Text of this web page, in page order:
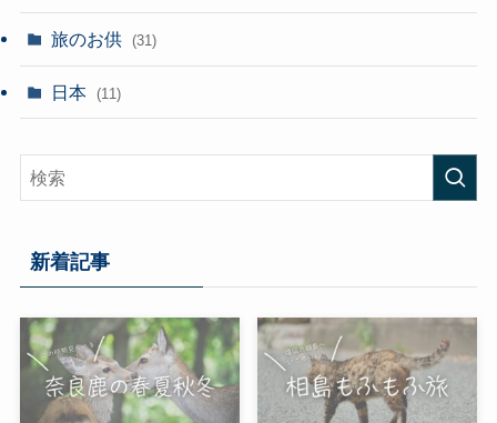
旅のお供 (31)
日本 (11)
新着記事